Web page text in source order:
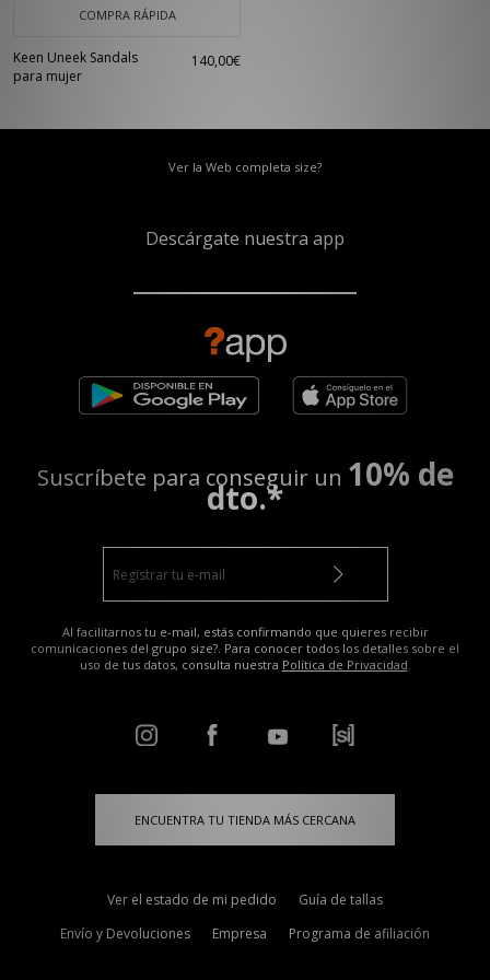
COMPRA RÁPIDA
Keen Uneek Sandals
para mujer
140,00€
Ver la Web completa size?
Descárgate nuestra app
Suscríbete para conseguir un 10% de
dto.*
Al facilitarnos tu e-mail, estás confirmando que quieres recibir
comunicaciones del grupo size?. Para conocer todos los detalles sobre el
uso de tus datos, consulta nuestra Política de Privacidad.
ENCUENTRA TU TIENDA MÁS CERCANA
Ver el estado de mi pedido
Guía de tallas
Envío y Devoluciones
Empresa Programa de afiliación